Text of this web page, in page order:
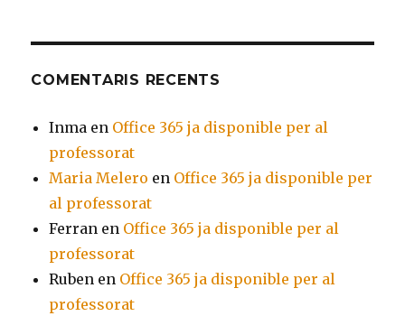
COMENTARIS RECENTS
Inma en Office 365 ja disponible per al
professorat
Maria Melero en Office 365 ja disponible per
al professorat
Ferran en Office 365 ja disponible per al
professorat
Ruben en Office 365 ja disponible per al
professorat